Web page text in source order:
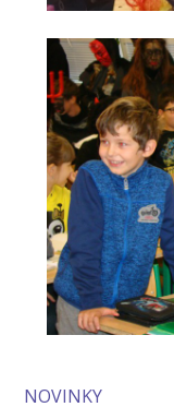
-- O
--
--
-- Cizí
--
--
--
Pro
NOVINKY